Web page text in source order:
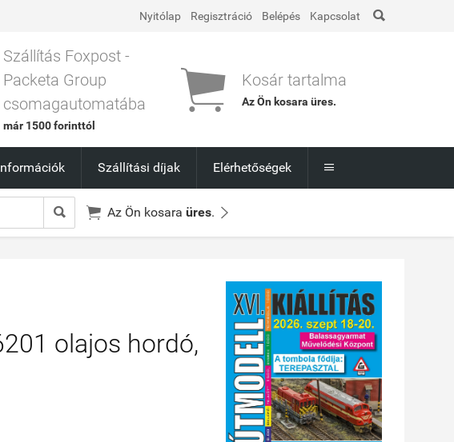
Nyitólap Regisztráció Belépés Kapcsolat 
Szállítás Foxpost -
Packeta Group
csomagautomatába
már 1500 forinttól
 Kosár tartalma
Az Ön kosaraüres.
Szállítási díjak Elérhetőségek 
  Az Ön kosara üres. 
olajos hordó,